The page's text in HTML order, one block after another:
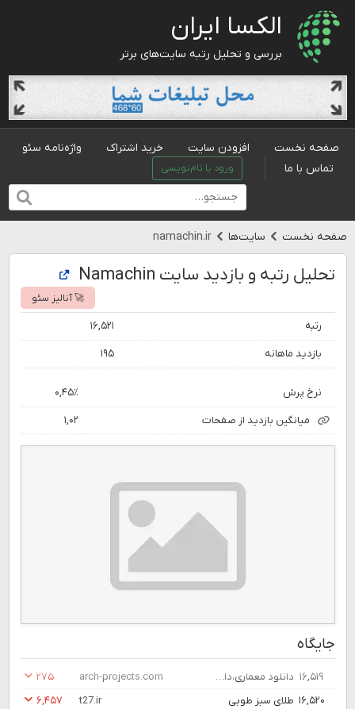
الکسا ایران
بررسی و تحلیل رتبه سایت‌های برتر
صفحه نخست افزودن سایت خرید اشتراک
واژه‌نامه سئو
تماس با ما
ورود یا نام‌نویسی
صفحه نخست سایت‌ها namachin.ir
تحلیل رتبه و بازدید سایت Namachin
🚀 آنالیز سئو
رتبه ۱۶,۵۲۱
بازدید ماهانه ۱۹۵
نرخ پرش ۰,۴۵٪
میانگین بازدید از صفحات ۱,۰۲
جایگاه
۱۶,۵۱۹ دانلود معماری،دانلود پلان,دانلود آبجکت, معماری و دکوراسیون داخلی - مرجع دانلود معماری arch-projects.com
۲۷۵
۱۶,۵۲۰ طلای سبز طوبی t27.ir
۶,۴۵۷